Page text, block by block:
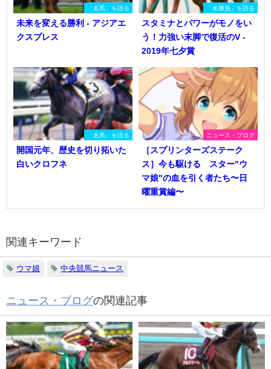
「名馬」を語る
未来を変える勝利 - アジアエ
クスプレス
「名勝負」を語る
スタミナとパワーがモノをい
う！力強い末脚で復活のV -
2019年七夕賞
「名馬」を語る
開国元年、歴史を切り拓いた
白いクロフネ
ニュース・ブログ
［スプリンターズステーク
ス］今も駆ける スター"ウ
マ娘"の血を引く者たち〜日
曜重賞編〜
関連キーワード
ウマ娘 中央競馬ニュース
ニュース・ブログの関連記事